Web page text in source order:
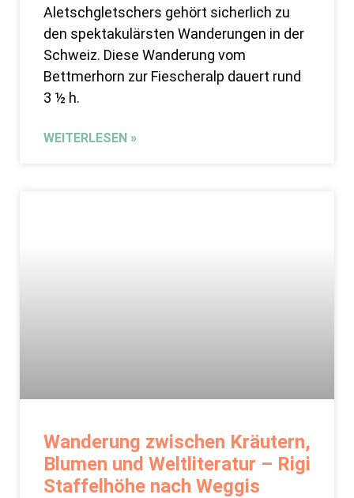
Aletschgletschers gehört sicherlich zu
den spektakulärsten Wanderungen in der
Schweiz. Diese Wanderung vom
Bettmerhorn zur Fiescheralp dauert rund
3 ½ h.
WEITERLESEN »
Wanderung zwischen Kräutern,
Blumen und Weltliteratur – Rigi
Staffelhöhe nach Weggis